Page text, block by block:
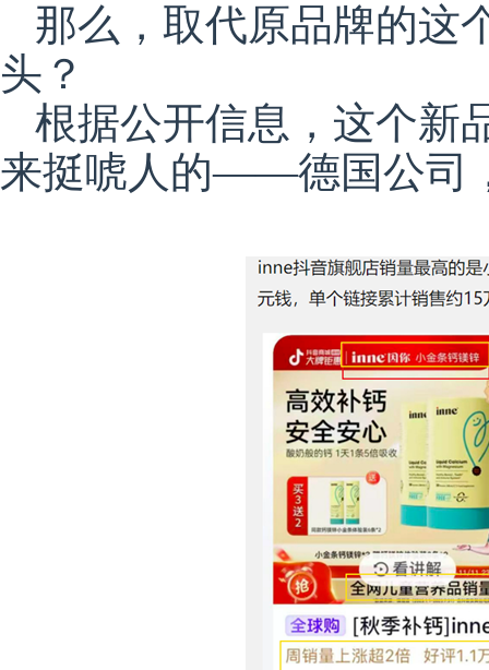
那么，取代原品牌的这
头？
根据公开信息，这个新
来挺唬人的——德国公司